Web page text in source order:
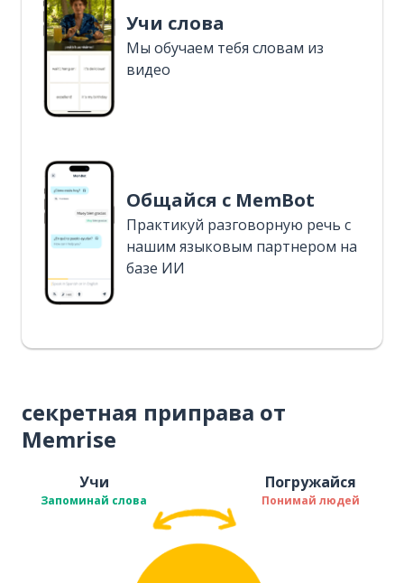
Учи слова
Мы обучаем тебя словам из
видео
Общайся с MemBot
Практикуй разговорную речь с
нашим языковым партнером на
базе ИИ
секретная приправа от
Memrise
Учи
Запоминай слова
Погружайся
Понимай людей